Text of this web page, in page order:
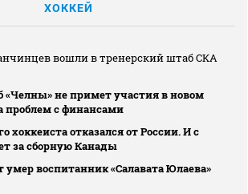
ХОККЕЙ
вошли в тренерский штаб СКА
«Челны» не примет участия в новом
проблем с финансами
хоккеиста отказался от России. И с
за сборную Канады
умер воспитанник «Салавата Юлаева»